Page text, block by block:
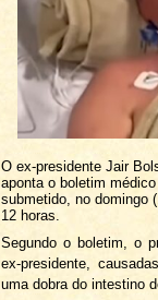
O ex-presidente Jair
aponta o boletim
submetido, no domingo
12 horas.
Segundo o boletim, o
ex-presidente,
uma dobra do intestino